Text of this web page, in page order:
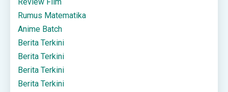
Rumus Matematika
Anime Batch
Berita Terkini
Berita Terkini
Berita Terkini
Berita Terkini